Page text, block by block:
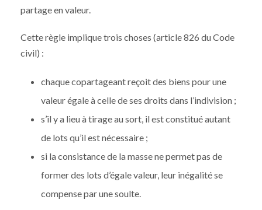
partage en valeur.
Cette règle implique trois choses (article 826 du Code
civil) :
chaque copartageant reçoit des biens pour une
valeur égale à celle de ses droits dans l’indivision ;
s’il y a lieu à tirage au sort, il est constitué autant
de lots qu’il est nécessaire ;
si la consistance de la masse ne permet pas de
former des lots d’égale valeur, leur inégalité se
compense par une soulte.